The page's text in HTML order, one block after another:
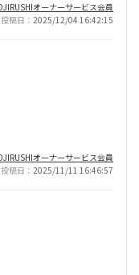
オーナーサービス会員
投稿日
2025/12/04 16:42:15
オーナーサービス会員
投稿日
2025/11/11 16:46:57